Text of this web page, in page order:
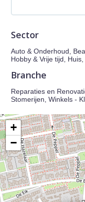
Sector
Auto & Onderhoud,
Hobby & Vrije tijd,
Branche
Reparaties en
Stomerijen, Winkels -
+
−